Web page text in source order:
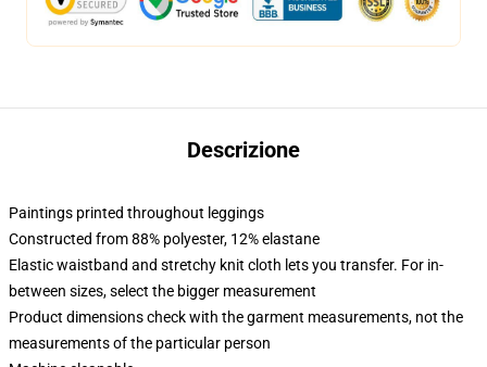
Descrizione
Paintings printed throughout leggings
Constructed from 88% polyester, 12% elastane
Elastic waistband and stretchy knit cloth lets you transfer. For in-
between sizes, select the bigger measurement
Product dimensions check with the garment measurements, not the
measurements of the particular person